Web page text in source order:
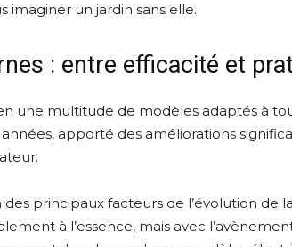
imaginer un jardin sans elle.
: entre efficacité et
une multitude de modèles adaptés à
apporté des améliorations
principaux facteurs de l’évolution de
à l’essence, mais avec